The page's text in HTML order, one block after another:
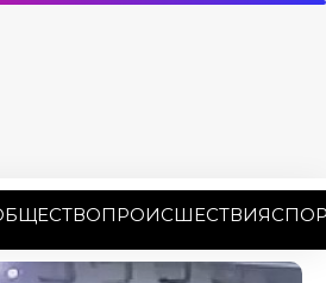
ПРОИСШЕСТВИЯ